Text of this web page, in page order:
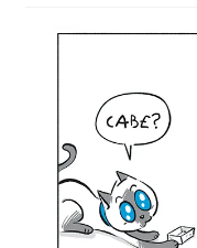
MINHA CONTA